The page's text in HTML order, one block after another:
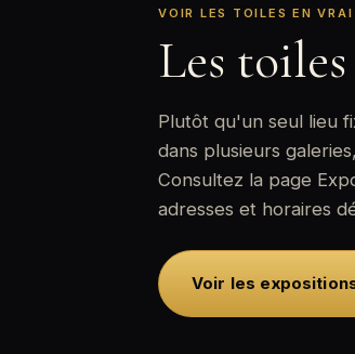
VOIR LES TOILES EN VRAI
Les
Plutôt qu'un seul lieu
dans plusieurs
Consultez la page
adresses et horaires
Voir les